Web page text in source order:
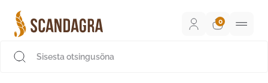
sisu
juurde